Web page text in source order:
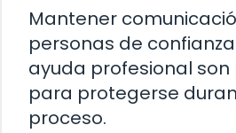
Mantener
personas de
ayuda profesional son
para protegerse
proceso.